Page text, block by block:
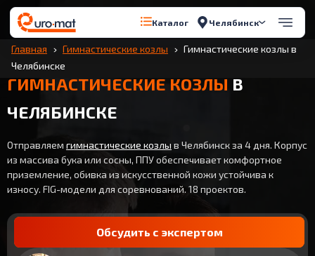
Каталог Челябинск
Главная Гимнастические козлы
Гимнастические козлы в
Челябинске
ГИМНАСТИЧЕСКИЕ КОЗЛЫ В
ЧЕЛЯБИНСКЕ
Отправляем гимнастические козлы в Челябинск за 4 дня. Корпус
из массива бука или сосны, ППУ обеспечивает комфортное
приземление, обивка из искусственной кожи устойчива к
износу. FIG-модели для соревнований. 18 проектов.
Обсудить с экспертом